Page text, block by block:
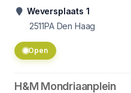
Weversplaats 1
2511PA Den Haag
Open
H&M Mondriaanplein